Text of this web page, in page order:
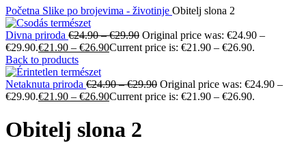
Početna Slike po brojevima - životinje Obitelj slona 2
Divna priroda €24.90–€29.90 Original price was: €24.90 –
€29.90.€21.90 – €26.90Current price is: €21.90 – €26.90.
Back to products
Netaknuta priroda €24.90–€29.90 Original price was: €24.90 –
€29.90.€21.90 – €26.90Current price is: €21.90 – €26.90.
Obitelj slona 2